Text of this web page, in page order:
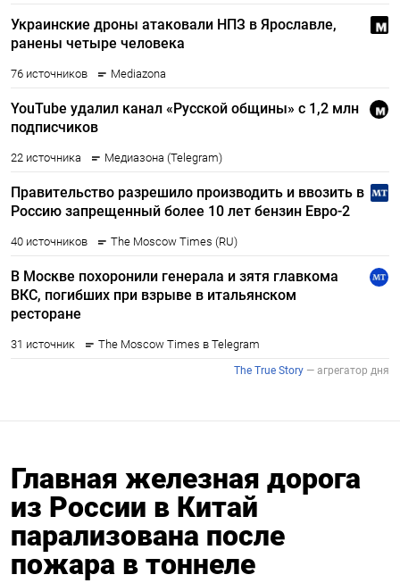
Главная железная дорога
из России в Китай
парализована после
пожара в тоннеле